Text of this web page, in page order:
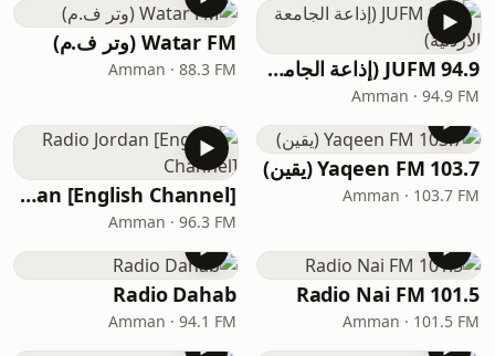
JUFM 94.9 (إذاعة الجامعة الأردنية)
Amman · 94.9 FM
Watar FM (وتر ف.م)
Amman · 88.3 FM
Yaqeen FM 103.7 (يقين)
Amman · 103.7 FM
Radio Jordan [English Channel]
Amman · 96.3 FM
Radio Nai FM 101.5
Amman · 101.5 FM
Radio Dahab
Amman · 94.1 FM